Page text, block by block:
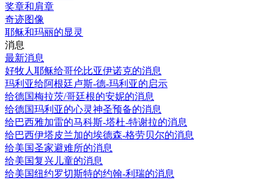
奖章和肩章
奇迹图像
耶稣和玛丽的显灵
消息
最新消息
好牧人耶稣给哥伦比亚伊诺克的消息
玛利亚给阿根廷卢斯-德-玛利亚的启示
给德国梅拉茨/哥廷根的安妮的消息
给德国玛利亚的心灵神圣预备的消息
给巴西雅加雷的马科斯-塔杜-特谢拉的消息
给巴西伊塔皮兰加的埃德森-格劳贝尔的消息
给美国圣家避难所的消息
给美国复兴儿童的消息
给美国纽约罗切斯特的约翰-利瑞的消息